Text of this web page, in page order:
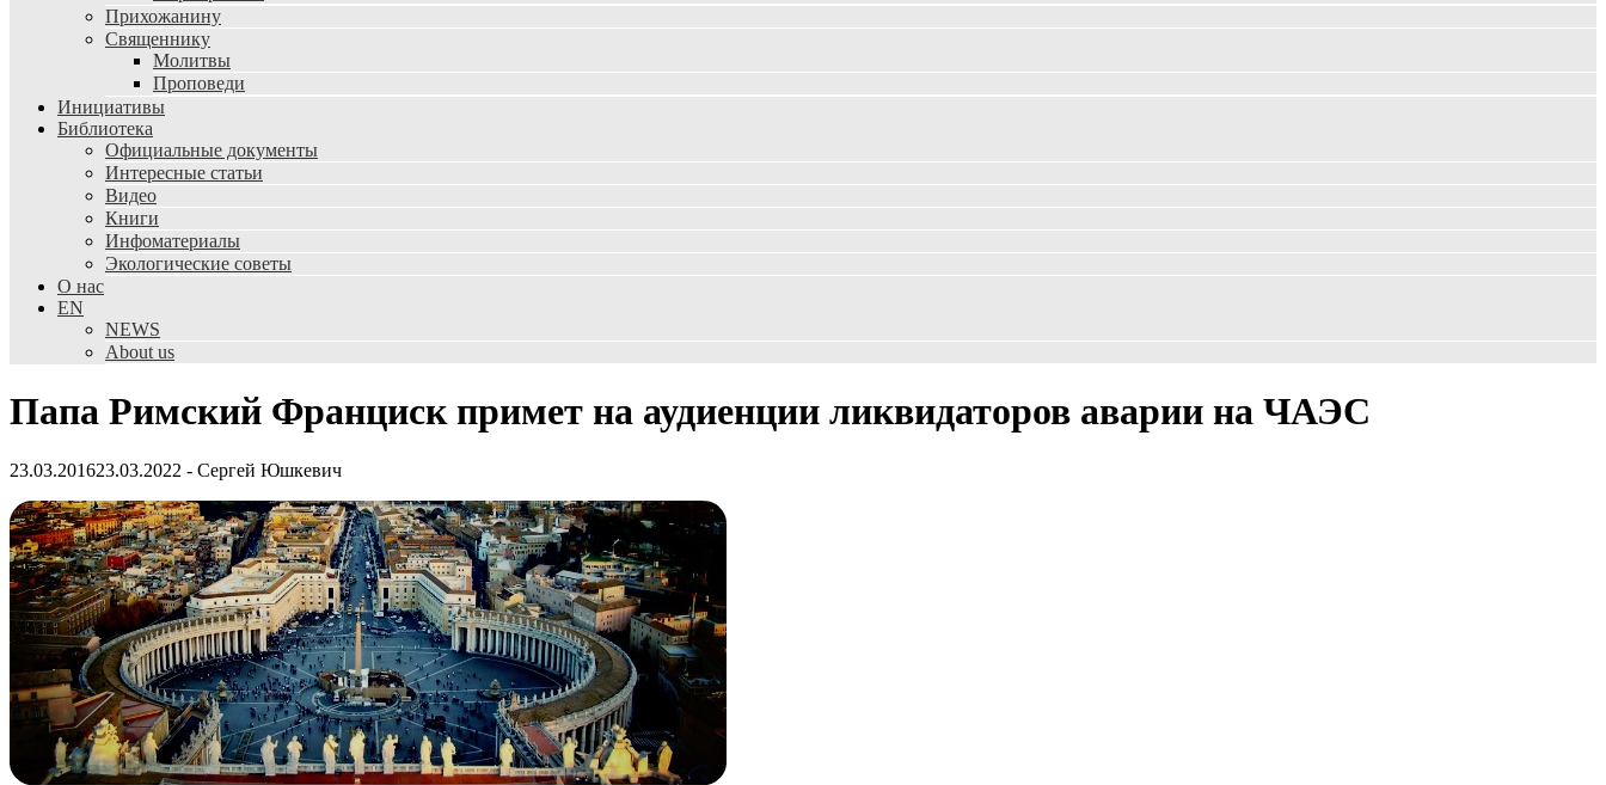
Прихожанину
Священнику
Молитвы
Проповеди
Инициативы
Библиотека
Официальные документы
Интересные статьи
Видео
Книги
Инфоматериалы
Экологические советы
О нас
EN
NEWS
About us
Папа Римский Франциск примет на аудиенции ликвидаторов аварии на ЧАЭС
23.03.201623.03.2022 - Сергей Юшкевич